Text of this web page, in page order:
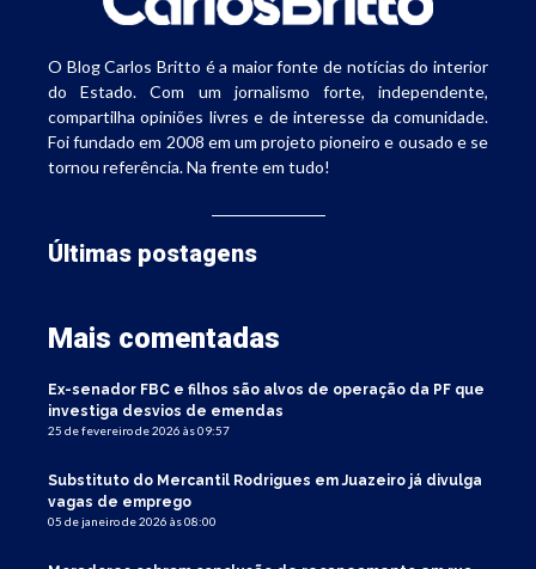
O Blog Carlos Britto é a maior fonte de notícias do interior
do Estado. Com um jornalismo forte, independente,
compartilha opiniões livres e de interesse da comunidade.
Foi fundado em 2008 em um projeto pioneiro e ousado e se
tornou referência. Na frente em tudo!
Últimas postagens
Mais comentadas
Ex-senador FBC e filhos são alvos de operação da PF que
investiga desvios de emendas
25 de fevereiro de 2026 às 09:57
Substituto do Mercantil Rodrigues em Juazeiro já divulga
vagas de emprego
05 de janeiro de 2026 às 08:00